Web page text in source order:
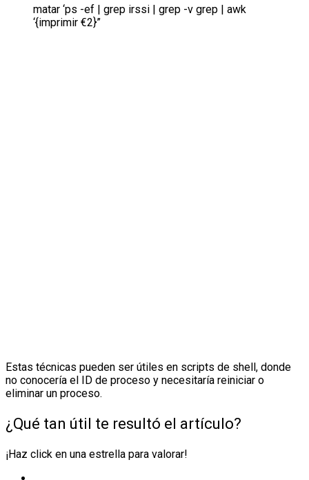
matar ‘ps -ef | grep irssi | grep -v grep | awk
‘{imprimir €2}”
Estas técnicas pueden ser útiles en scripts de shell, donde
no conocería el ID de proceso y necesitaría reiniciar o
eliminar un proceso.
¿Qué tan útil te resultó el artículo?
¡Haz click en una estrella para valorar!